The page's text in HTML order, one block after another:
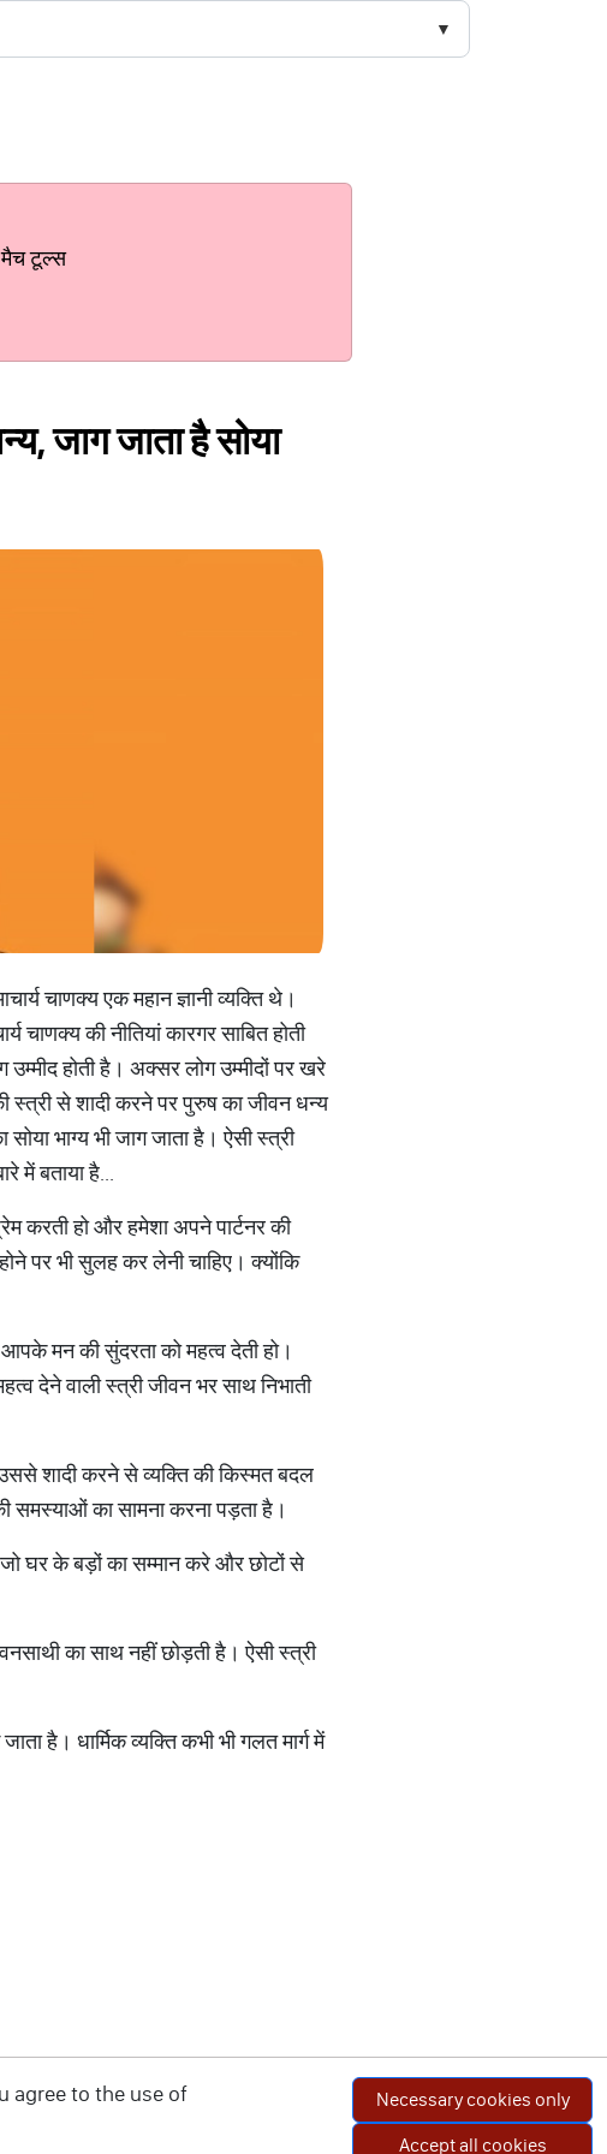
मैच टूल्स
जाग जाता है सोया
चाणक्य एक महान ज्ञानी व्यक्ति थे।
चाणक्य की नीतियां कारगर साबित होती
होती है। अक्सर लोग उम्मीदों पर खरे
स्त्री से शादी करने पर पुरुष का जीवन धन्य
भाग्य भी जाग जाता है। ऐसी स्त्री
में बताया है...
करती हो और हमेशा अपने पार्टनर की
पर भी सुलह कर लेनी चाहिए। क्योंकि
मन की सुंदरता को महत्व देती हो।
देने वाली स्त्री जीवन भर साथ निभाती
शादी करने से व्यक्ति की किस्मत बदल
समस्याओं का सामना करना पड़ता है।
घर के बड़ों का सम्मान करे और छोटों से
का साथ नहीं छोड़ती है। ऐसी स्त्री
है। धार्मिक व्यक्ति कभी भी गलत मार्ग में
agree to the use of
Necessary cookies only
Accept all cookies